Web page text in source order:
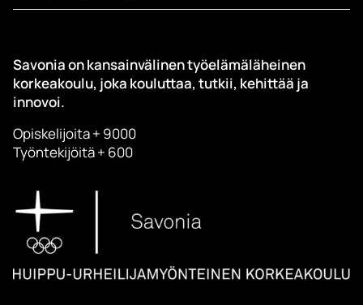
Savonia on kansainvälinen työelämäläheinen
korkeakoulu, joka kouluttaa, tutkii, kehittää ja
innovoi.
Opiskelijoita + 9000
Työntekijöitä + 600